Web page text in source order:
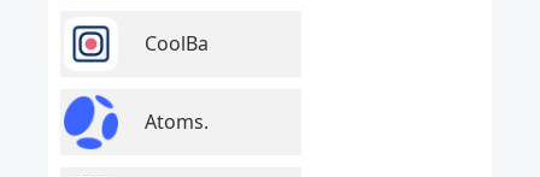
CoolBa
Atoms.